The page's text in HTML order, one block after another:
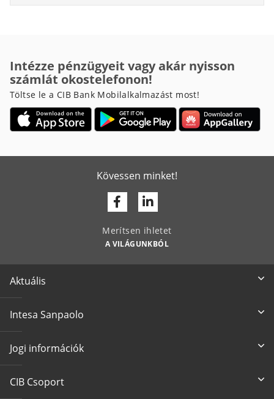
Intézze pénzügyeit vagy akár nyisson
számlát okostelefonon!
Töltse le a CIB Bank Mobilalkalmazást most!
Kövessen minket!
FacebookLinkedin
Merítsen ihletet
A VILÁGUNKBÓL
Aktuális
Intesa Sanpaolo
Jogi információk
CIB Csoport